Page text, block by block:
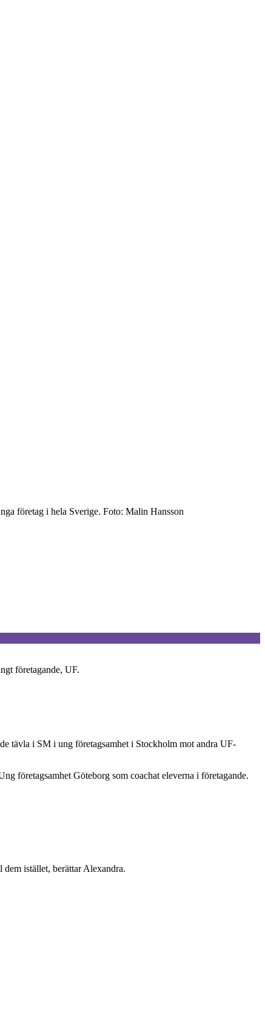
företag i hela Sverige. Foto: Malin Hansson
företagande, UF.
tävla i SM i ung företagsamhet i Stockholm mot andra UF-
företagsamhet Göteborg som coachat eleverna i företagande.
istället, berättar Alexandra.